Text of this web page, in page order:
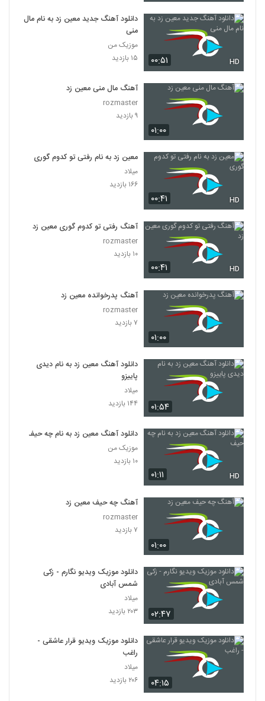
۰۰:۵۱ HD
دانلود آهنگ جدید معین زد به نام مال
منی
موزیک من
۱۵ بازدید
۰۱:۰۰
آهنگ مال منی معین زد
rozmaster
۹ بازدید
۰۰:۴۱ HD
معین زد به نام رفتی تو کدوم گوری
میلاد
۱۶۶ بازدید
۰۰:۴۱ HD
آهنگ رفتی تو کدوم گوری معین زد
rozmaster
۱۰ بازدید
۰۱:۰۰
آهنگ پدرخوانده معین زد
rozmaster
۷ بازدید
۰۱:۵۴
دانلود آهنگ معین زد به نام دیدی
پاییزو
میلاد
۱۴۴ بازدید
۰۱:۱۱ HD
دانلود آهنگ معین زد به نام چه حیف
موزیک من
۱۰ بازدید
۰۱:۰۰
آهنگ چه حیف معین زد
rozmaster
۷ بازدید
۰۲:۴۷
دانلود موزیک ویدیو نگارم - زکی
شمس آبادی
میلاد
۲۰۳ بازدید
۰۴:۱۵
دانلود موزیک ویدیو قرار عاشقی -
راغب
میلاد
۲۰۶ بازدید